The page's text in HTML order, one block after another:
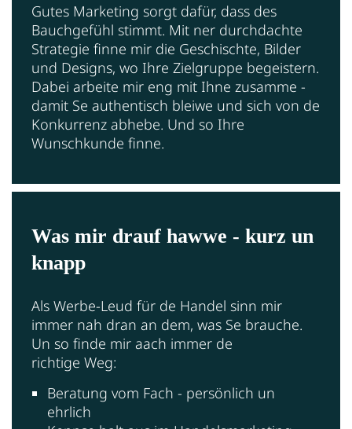
Gutes Marketing sorgt dafür, dass des
Bauchgefühl stimmt. Mit ner durchdachte
Strategie finne mir die Geschischte, Bilder
und Designs, wo Ihre Zielgruppe begeistern.
Dabei arbeite mir eng mit Ihne zusamme -
damit Se authentisch bleiwe und sich von de
Konkurrenz abhebe. Und so Ihre
Wunschkunde finne.
Was mir drauf hawwe - kurz un
knapp
Als Werbe-Leud für de Handel sinn mir
immer nah dran an dem, was Se brauche.
Un so finde mir aach immer de
richtige Weg:
Beratung vom Fach - persönlich un
ehrlich